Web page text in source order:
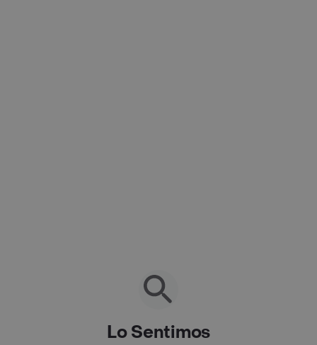
Lo Sentimos